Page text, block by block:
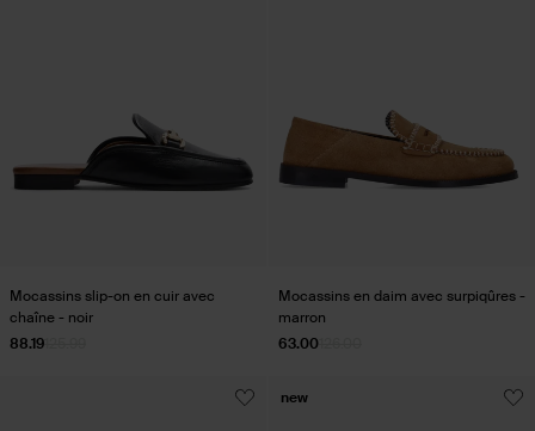
Mocassins slip-on en cuir avec
chaîne - noir
88.19
Mocassins en daim avec surpiqûres -
marron
63.00
new